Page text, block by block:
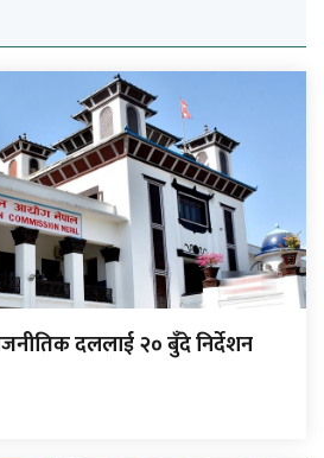
दललाई २० बुँदे निर्देशन